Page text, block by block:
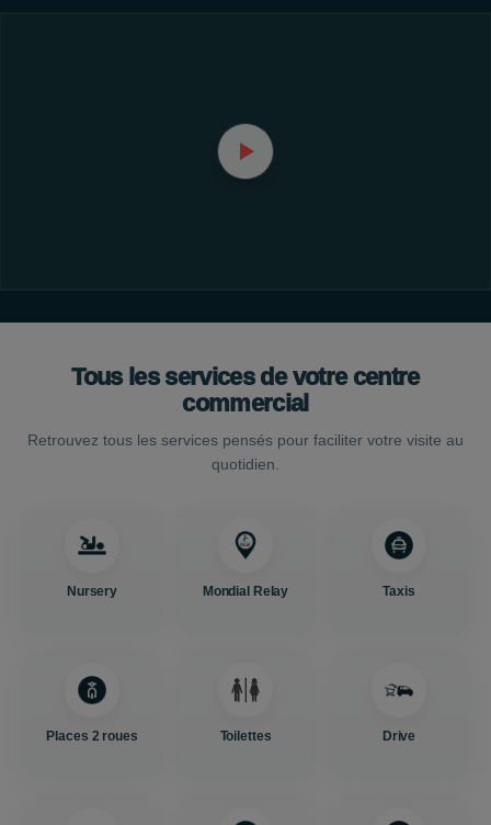
Tous les services de votre centre
commercial
Retrouvez tous les services pensés pour faciliter votre visite au
quotidien.
Nursery Mondial Relay Taxis
Places 2 roues Toilettes Drive